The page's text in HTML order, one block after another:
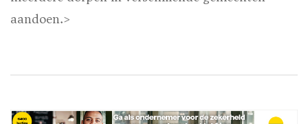
aandoen.>